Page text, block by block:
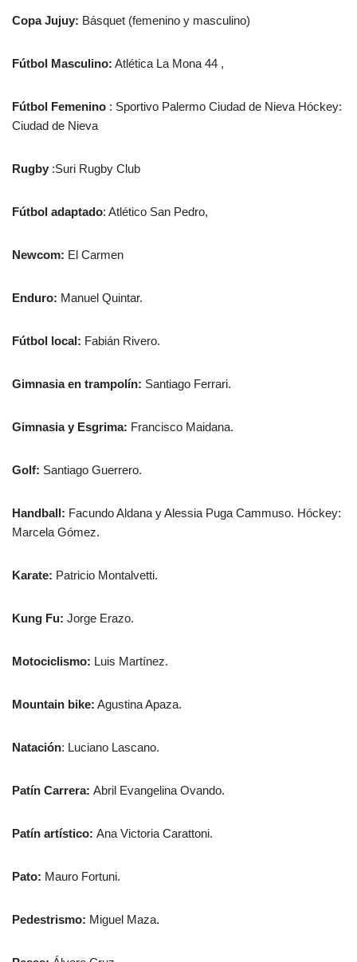
Copa Jujuy: Básquet (femenino y masculino)
Fútbol Masculino: Atlética La Mona 44 ,
Fútbol Femenino : Sportivo Palermo Ciudad de Nieva Hóckey:
Ciudad de Nieva
Rugby :Suri Rugby Club
Fútbol adaptado: Atlético San Pedro,
Newcom: El Carmen
Enduro: Manuel Quintar.
Fútbol local: Fabián Rivero.
Gimnasia en trampolín: Santiago Ferrari.
Gimnasia y Esgrima: Francisco Maidana.
Golf: Santiago Guerrero.
Handball: Facundo Aldana y Alessia Puga Cammuso. Hóckey:
Marcela Gómez.
Karate: Patricio Montalvetti.
Kung Fu: Jorge Erazo.
Motociclismo: Luis Martínez.
Mountain bike: Agustina Apaza.
Natación: Luciano Lascano.
Patín Carrera: Abril Evangelina Ovando.
Patín artístico: Ana Victoria Carattoni.
Pato: Mauro Fortuni.
Pedestrismo: Miguel Maza.